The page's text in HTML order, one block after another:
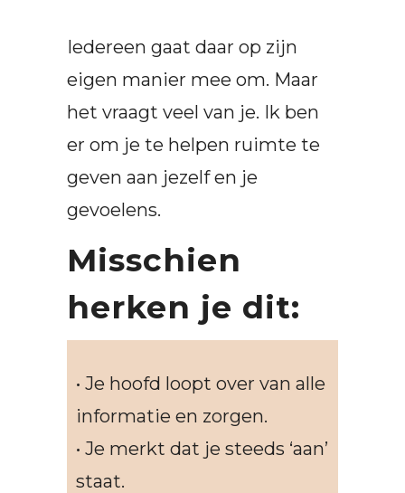
Iedereen gaat daar op zijn
eigen manier mee om. Maar
het vraagt veel van je. Ik ben
er om je te helpen ruimte te
geven aan jezelf en je
gevoelens.
Misschien
herken je dit:
• Je hoofd loopt over van alle
informatie en zorgen.
• Je merkt dat je steeds ‘aan’
staat.